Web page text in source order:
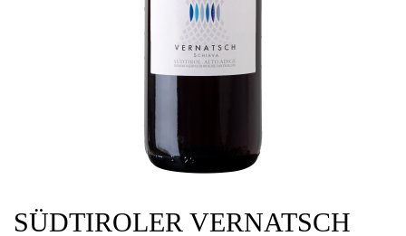
SÜDTIROLER VERNATSCH